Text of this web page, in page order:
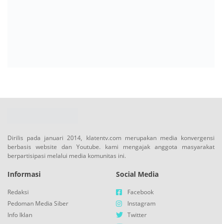
Dirilis pada januari 2014, klatentv.com merupakan media konvergensi
berbasis website dan Youtube. kami mengajak anggota masyarakat
berpartisipasi melalui media komunitas ini.
Informasi
Redaksi
Pedoman Media Siber
Info Iklan
Social Media
Facebook
Instagram
Twitter